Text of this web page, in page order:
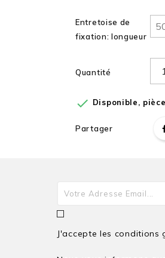
Entretoise de
fixation: longueur
Quantité
 Disponible,
Partager
J'accepte les